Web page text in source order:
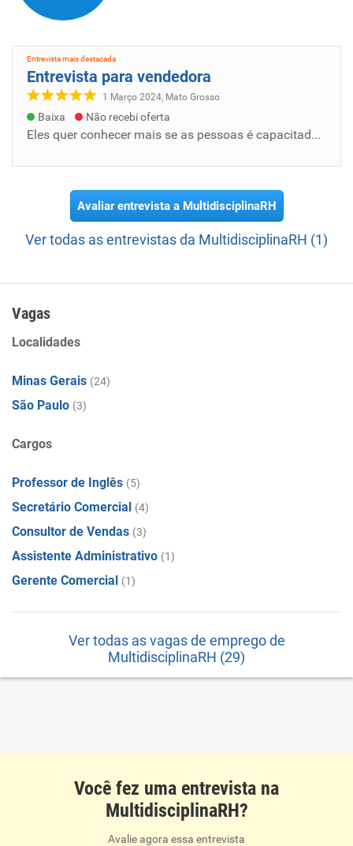
Entrevista mais destacada
Entrevista para vendedora
1 Março 2024, Mato Grosso
Baixa Não recebi oferta
Eles quer conhecer mais se as pessoas é capacitada para aquele trabalho e que não vai usar como mal fé e vai fazer desfeita de outros trabal...
Avaliar entrevista a MultidisciplinaRH
Ver todas as entrevistas da MultidisciplinaRH (1)
Vagas
Localidades
Minas Gerais (24)
São Paulo (3)
Cargos
Professor de Inglês (5)
Secretário Comercial (4)
Consultor de Vendas (3)
Assistente Administrativo (1)
Gerente Comercial (1)
Ver todas as vagas de emprego de
MultidisciplinaRH (29)
Você fez uma entrevista na
MultidisciplinaRH?
Avalie agora essa entrevista